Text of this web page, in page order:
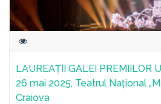
LAUREAȚII GALEI PREMIILOR
26 mai 2025, Teatrul Național
Craiova